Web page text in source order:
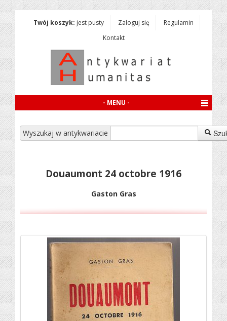
Twój koszyk: jest pusty Zaloguj się
Regulamin
Kontakt
- MENU -
Wyszukaj w antykwariacie
Douaumont 24 octobre 1916
Gaston Gras